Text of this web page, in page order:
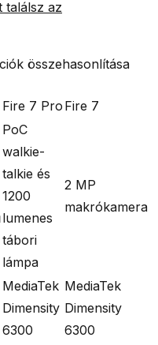
találsz az
összehasonlítása
Fire 7 Pro Fire 7
PoC
walkie-
talkie és
1200
lumenes
tábori
lámpa
2 MP
makrókamera
MediaTek
Dimensity
6300
MediaTek
Dimensity
6300